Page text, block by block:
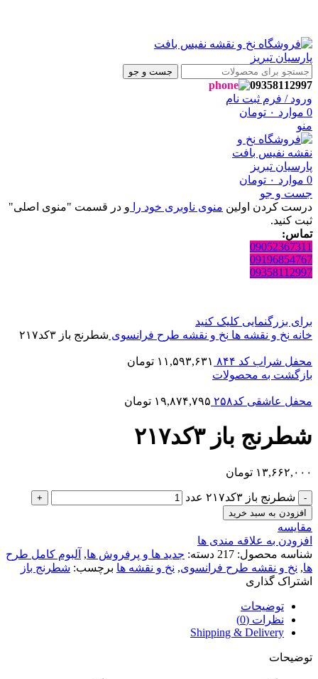
جست و جو
09358112997
ورود / فرم ثبت نام
0 موارد ۰ تومان
منو
0 موارد ۰ تومان
جست و جو
درست کردن اولین منوی ناوبری خود را و در قسمت "منوی اصلی"
ثبت کنید.
تماس:
09052367311
09196854767
09358112997
برای بزرگنمایی کلیک کنید
خانه نخ و نقشه ها نخ و نقشه طرح فرانسوی شطرنج باز ۳کد۲۱۷
محفل شراب کد ۸۴۴ ۱۱,۵۹۳,۶۳۱ تومان
بازگشت به محصولات
محفل عاشقی کد۲۵۸ ۱۹,۸۷۴,۷۹۵ تومان
شطرنج باز ۳کد۲۱۷
۱۳,۶۶۲,۰۰۰ تومان
شطرنج باز ۳کد۲۱۷ عدد
افزودن به سبد خرید
مقایسه
افزودن به علاقه مندی ها
شناسه محصول: 217 دسته: جدید ها و پرفروش ها, آلبوم کامل طرح
ها, نخ و نقشه طرح فرانسوی, نخ و نقشه ها برچسب: شطرنج باز
اشتراک گذاری
توضیحات
نظرات (0)
Shipping & Delivery
توضیحات